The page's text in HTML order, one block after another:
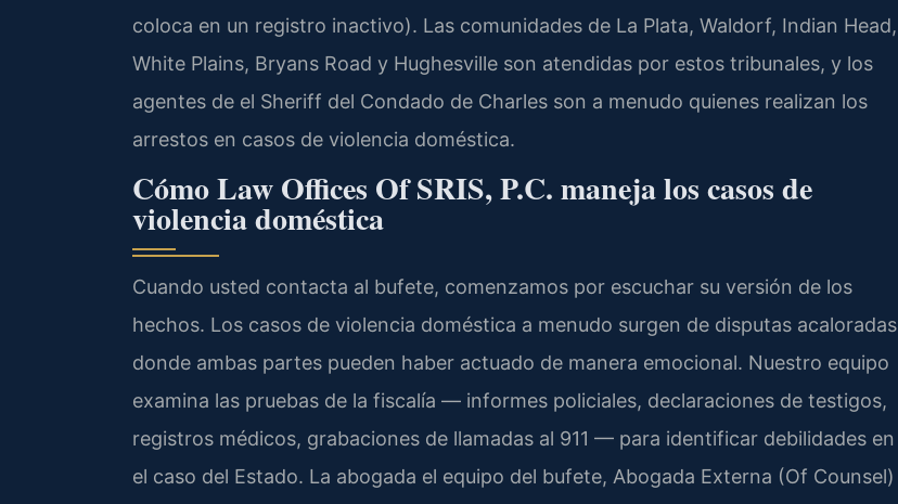
coloca en un registro inactivo). Las comunidades de La Plata, Waldorf, Indian Head,
White Plains, Bryans Road y Hughesville son atendidas por estos tribunales, y los
agentes de el Sheriff del Condado de Charles son a menudo quienes realizan los
arrestos en casos de violencia doméstica.
Cómo Law Offices Of SRIS, P.C. maneja los casos de
violencia doméstica
Cuando usted contacta al bufete, comenzamos por escuchar su versión de los
hechos. Los casos de violencia doméstica a menudo surgen de disputas acaloradas
donde ambas partes pueden haber actuado de manera emocional. Nuestro equipo
examina las pruebas de la fiscalía — informes policiales, declaraciones de testigos,
registros médicos, grabaciones de llamadas al 911 — para identificar debilidades en
el caso del Estado. La abogada el equipo del bufete, Abogada Externa (Of Counsel)